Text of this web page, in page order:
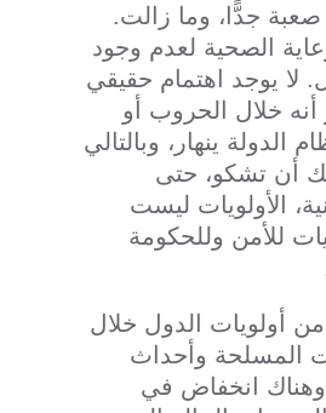
صعبة جدًّا، وما زالت.
الصحية لعدم وجود
لا يوجد اهتمام حقيقي
خلال الحروب أو
الدولة ينهار، وبالتالي
أن تشكو، حتى
الأولويات ليست
للأمن وللحكومة
أولويات الدول خلال
المسلحة وأحداث
وهناك انخفاض في